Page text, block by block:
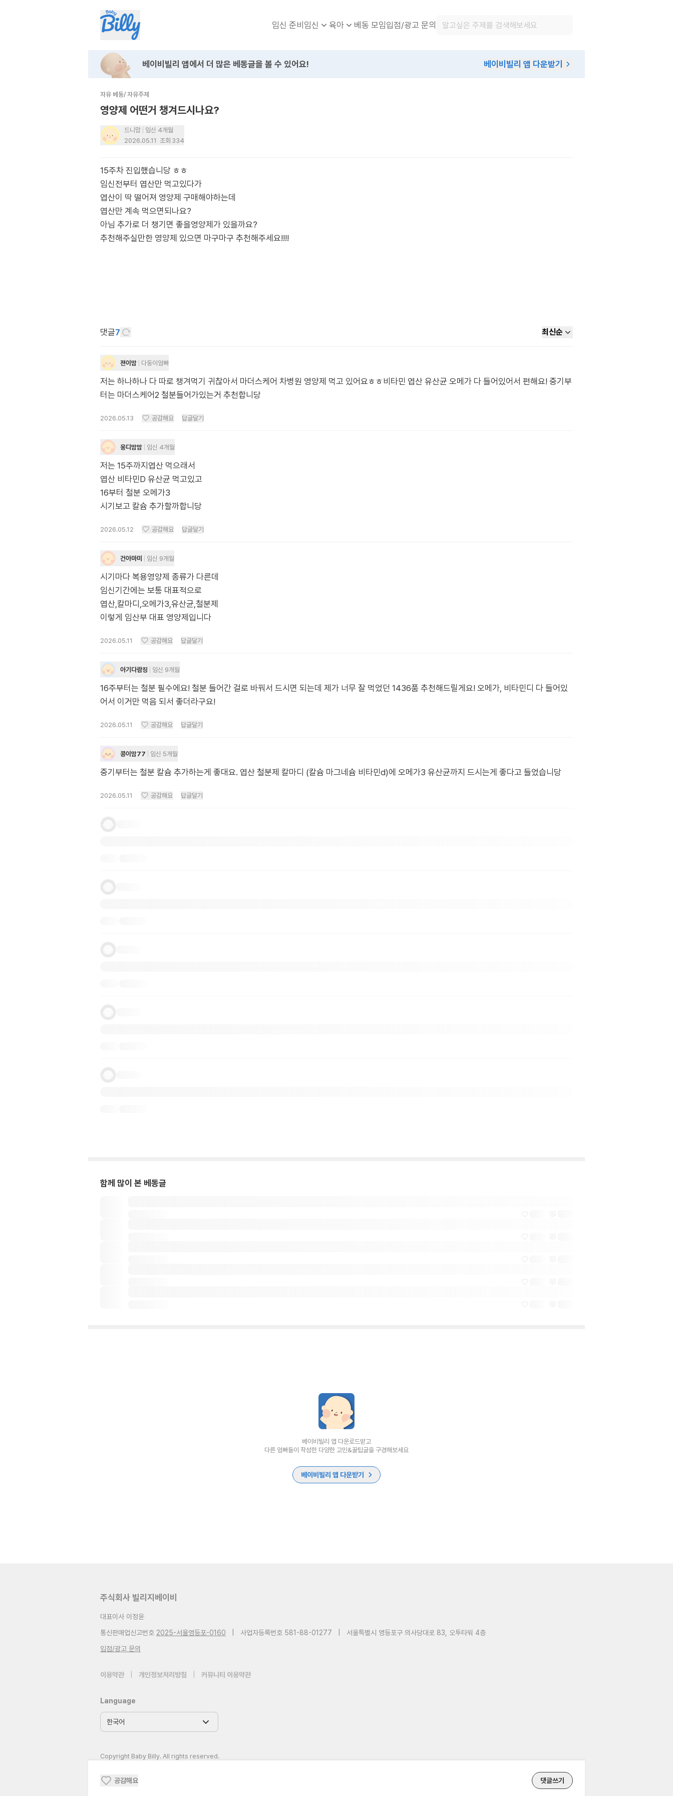
임신 준비임신 육아 베동 모임입점/광고 문의
베이비빌리 앱에서 더 많은 베동글을 볼 수 있어요! 베이비빌리 앱 다운받기
자유 베동/ 자유주제
영양제 어떤거 챙겨드시나요?
드니맘
임신 4개월
2026.05.11 조회 334
15주차 진입했습니당 ㅎㅎ
임신전부터 엽산만 먹고있다가
엽산이 딱 떨어져 영양제 구매해야하는데
엽산만 계속 먹으면되나요?
아님 추가로 더 챙기면 좋을영양제가 있을까요?
추천해주실만한 영양제 있으면 마구마구 추천해주세요!!!!
댓글7 최신순
젼이맘 다둥이엄빠
저는 하나하나 다 따로 챙겨먹기 귀찮아서 마더스케어 차병원 영양제 먹고 있어요ㅎㅎ비타민 엽산 유산균 오메가 다 들어있어서 편해요! 중기부
터는 마더스케어2 철분들어가있는거 추천합니당
2026.05.13 공감해요 답글달기
웅디맘맘 임신 4개월
저는 15주까지엽산 먹으래서
엽산 비타민D 유산균 먹고있고
16부터 철분 오메가3
시기보고 칼슘 추가할까합니당
2026.05.12 공감해요 답글달기
건아마미 임신 9개월
시기마다 복용영양제 종류가 다른데
임신기간에는 보통 대표적으로
엽산,칼마디,오메가3,유산균,철분제
이렇게 임산부 대표 영양제입니다
2026.05.11 공감해요 답글달기
아기다람징 임신 9개월
16주부터는 철분 필수에요! 철분 들어간 걸로 바꿔서 드시면 되는데 제가 너무 잘 먹었던 1436품 추천해드릴게요! 오메가, 비타민디 다 들어있
어서 이거만 먹음 되서 좋더라구요!
2026.05.11 공감해요 답글달기
콩이맘77 임신 5개월
중기부터는 철분 칼슘 추가하는게 좋대요. 엽산 철분제 칼마디 (칼슘 마그네슘 비타민d)에 오메가3 유산균까지 드시는게 좋다고 들었습니당
2026.05.11 공감해요 답글달기
함께 많이 본 베동글
공감해요 댓글쓰기
베이비빌리 앱 다운로드받고
다른 엄빠들이 작성한 다양한 고민&꿀팁글을 구경해보세요
베이비빌리 앱 다운받기
주식회사 빌리지베이비
대표이사 이정윤
통신판매업신고번호 2025-서울영등포-0160 사업자등록번호 581-88-01277
서울특별시 영등포구 의사당대로 83, 오투타워 4층
입점/광고 문의
이용약관 개인정보처리방침 커뮤니티 이용약관
Language
Copyright Baby Billy. All rights reserved.